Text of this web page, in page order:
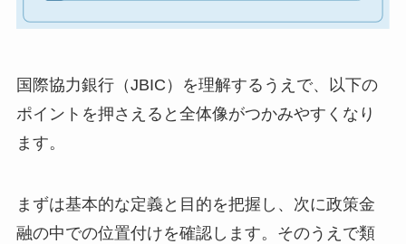
国際協力銀行（JBIC）を理解するうえで、以下の
ポイントを押さえると全体像がつかみやすくなり
ます。
まずは基本的な定義と目的を把握し、次に政策金
融の中での位置付けを確認します。そのうえで類